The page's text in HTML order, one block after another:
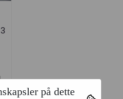
på dette